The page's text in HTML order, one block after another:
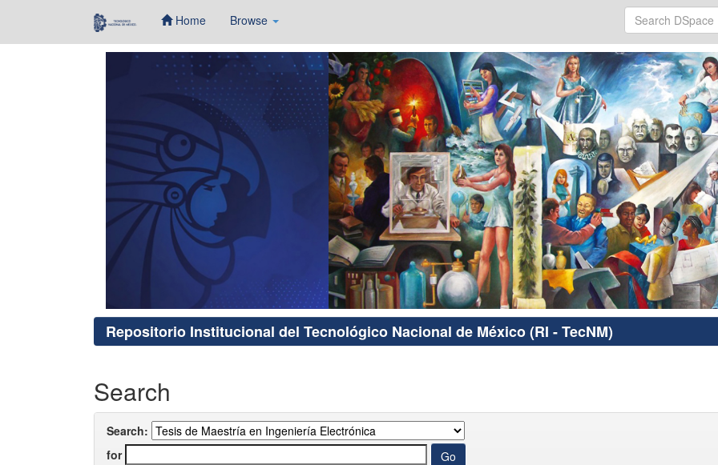
Home Browse
Repositorio Institucional del Tecnológico Nacional de México (RI - TecNM)
Search
Search:
for